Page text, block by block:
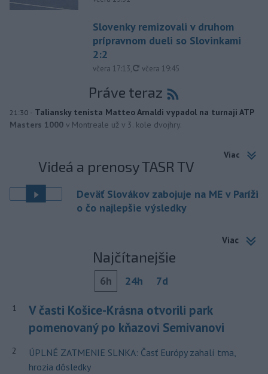
Slovenky remizovali v druhom
prípravnom dueli so Slovinkami
2:2
včera 17:13, aktualizované
včera 19:45
Práve teraz
21:30 - Taliansky tenista Matteo Arnaldi vypadol na turnaji ATP
Masters 1000 v Montreale už v 3. kole dvojhry.
Viac
Videá a prenosy TASR TV
Deväť Slovákov zabojuje na ME v Paríži
o čo najlepšie výsledky
Viac
Najčítanejšie
6h 24h 7d
1
V časti Košice-Krásna otvorili park
pomenovaný po kňazovi Semivanovi
2
ÚPLNÉ ZATMENIE SLNKA: Časť Európy zahalí tma,
hrozia dôsledky